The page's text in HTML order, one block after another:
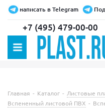
написать в Telegram
+7 (495) 479-00-00
Главная - Каталог - Листовые
Вспененный листовой ПВХ -